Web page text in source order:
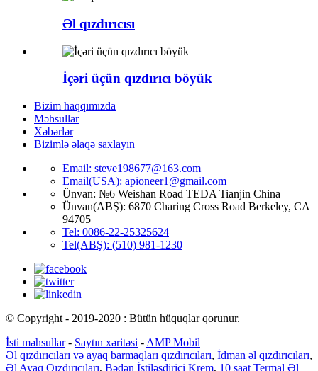
Əl qızdırıcısı
İçəri üçün qızdırıcı böyük
Bizim haqqımızda
Məhsullar
Xəbərlər
Bizimlə əlaqə saxlayın
Email: steve198677@163.com
Email(USA): apioneer1@gmail.com
Ünvan: №6 Weishan Road TEDA Tianjin China
Ünvan(ABŞ): 6870 Charing Cross Road Berkeley, CA
94705
Tel: 0086-22-25325624
Tel(ABŞ): (510) 981-1230
© Copyright - 2019-2020 : Bütün hüquqlar qorunur.
İsti məhsullar- Saytın xəritəsi - AMP Mobil
Əl qızdırıcıları və ayaq barmaqları qızdırıcıları, İdman əl qızdırıcıları,
Əl Ayaq Qızdırıcıları, Bədən İstiləşdirici Krem, 10 saat Termal Əl